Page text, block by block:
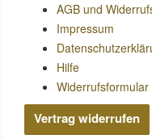
AGB und
Impressum
Hilfe
Widerrufsformular
Vertrag widerrufen